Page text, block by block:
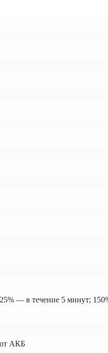
— в течение 5 минут;
от АКБ